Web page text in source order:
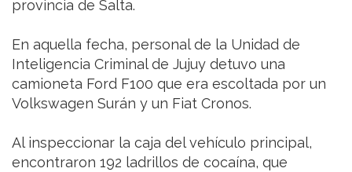
provincia de Salta.
En aquella fecha, personal de la Unidad de
Inteligencia Criminal de Jujuy detuvo una
camioneta Ford F100 que era escoltada por un
Volkswagen Surán y un Fiat Cronos.
Al inspeccionar la caja del vehículo principal,
encontraron 192 ladrillos de cocaína, que